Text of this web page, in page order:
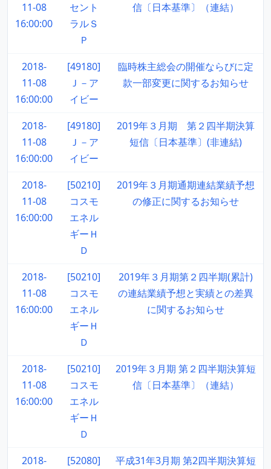
11-08
16:00:00
セント
ラルＳ
Ｐ
信〔日本基準〕（連結）
2018-
11-08
16:00:00
[49180]
Ｊ－ア
イビー
臨時株主総会の開催ならびに定
款一部変更に関するお知らせ
2018-
11-08
16:00:00
[49180]
Ｊ－ア
イビー
2019年３月期 第２四半期決算
短信〔日本基準〕(非連結)
2018-
11-08
16:00:00
[50210]
コスモ
エネル
ギーＨ
Ｄ
2019年３月期通期連結業績予想
の修正に関するお知らせ
2018-
11-08
16:00:00
[50210]
コスモ
エネル
ギーＨ
Ｄ
2019年３月期第２四半期(累計)
の連結業績予想と実績との差異
に関するお知らせ
2018-
11-08
16:00:00
[50210]
コスモ
エネル
ギーＨ
Ｄ
2019年３月期 第２四半期決算短
信〔日本基準〕（連結）
2018-
[52080]
平成31年3月期 第2四半期決算短